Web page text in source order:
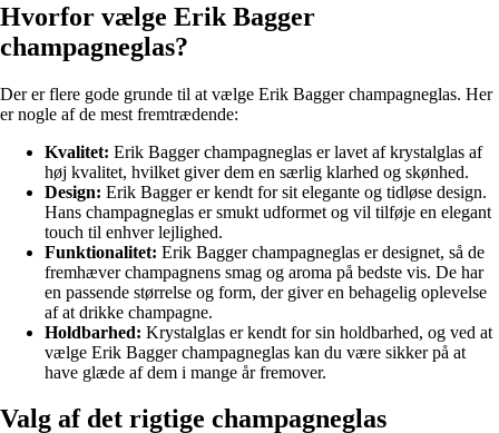
Hvorfor vælge Erik Bagger
champagneglas?
Der er flere gode grunde til at vælge Erik Bagger champagneglas. Her
er nogle af de mest fremtrædende:
Kvalitet: Erik Bagger champagneglas er lavet af krystalglas af
høj kvalitet, hvilket giver dem en særlig klarhed og skønhed.
Design: Erik Bagger er kendt for sit elegante og tidløse design.
Hans champagneglas er smukt udformet og vil tilføje en elegant
touch til enhver lejlighed.
Funktionalitet: Erik Bagger champagneglas er designet, så de
fremhæver champagnens smag og aroma på bedste vis. De har
en passende størrelse og form, der giver en behagelig oplevelse
af at drikke champagne.
Holdbarhed: Krystalglas er kendt for sin holdbarhed, og ved at
vælge Erik Bagger champagneglas kan du være sikker på at
have glæde af dem i mange år fremover.
Valg af det rigtige champagneglas